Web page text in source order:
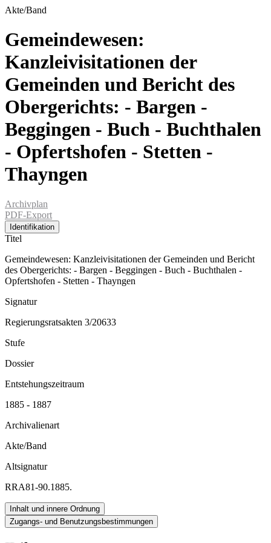
Akte/Band
Gemeindewesen:
Kanzleivisitationen der
Gemeinden und Bericht des
Obergerichts: - Bargen -
Beggingen - Buch - Buchthalen
- Opfertshofen - Stetten -
Thayngen
Archivplan
PDF-Export
Identifikation
Titel
Gemeindewesen: Kanzleivisitationen der Gemeinden und Bericht
des Obergerichts: - Bargen - Beggingen - Buch - Buchthalen -
Opfertshofen - Stetten - Thayngen
Signatur
Regierungsratsakten 3/20633
Stufe
Dossier
Entstehungszeitraum
1885 - 1887
Archivalienart
Akte/Band
Altsignatur
RRA81-90.1885.
Inhalt und innere Ordnung
Zugangs- und Benutzungsbestimmungen